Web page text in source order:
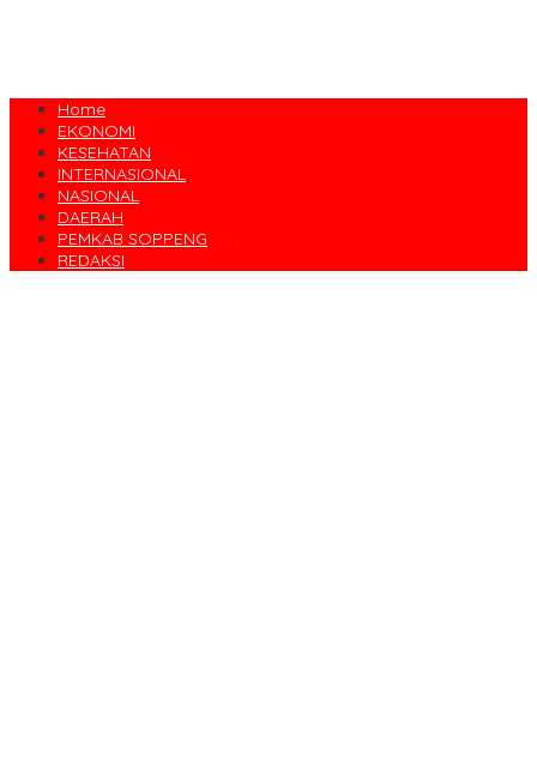
Home
EKONOMI
KESEHATAN
INTERNASIONAL
NASIONAL
DAERAH
PEMKAB SOPPENG
REDAKSI